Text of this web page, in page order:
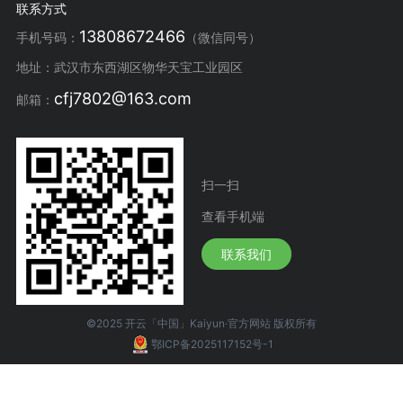
联系方式
手机号码： 13808672466 （微信同号）
地址：武汉市东西湖区物华天宝工业园区
邮箱： cfj7802@163.com
扫一扫
查看手机端
联系我们
©2025 开云「中国」Kaiyun·官方网站 版权所有
鄂ICP备2025117152号-1